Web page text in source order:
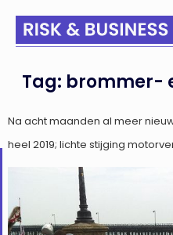
Tag: brommer-
Na acht maanden al meer
heel 2019; lichte stijging